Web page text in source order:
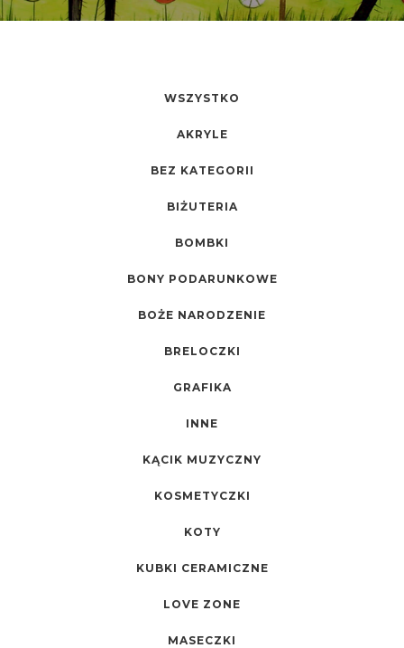
WSZYSTKO
AKRYLE
BEZ KATEGORII
BIŻUTERIA
BOMBKI
BONY PODARUNKOWE
BOŻE NARODZENIE
BRELOCZKI
GRAFIKA
INNE
KĄCIK MUZYCZNY
KOSMETYCZKI
KOTY
KUBKI CERAMICZNE
LOVE ZONE
MASECZKI